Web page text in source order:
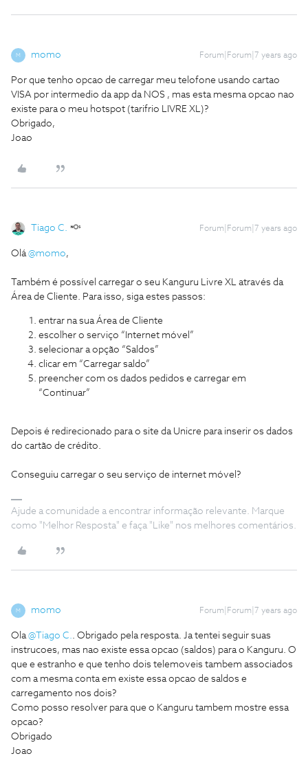
M momo Forum|Forum|7 years ago
Por que tenho opcao de carregar meu telofone usando cartao
VISA por intermedio da app da NOS , mas esta mesma opcao nao
existe para o meu hotspot (tarifrio LIVRE XL)?
Obrigado,
Joao
Tiago C. Forum|Forum|7 years ago
Olá@momo,
Também é possível carregar o seu Kanguru Livre XL através da
Área de Cliente. Para isso, siga estes passos:
entrar na sua Área de Cliente
escolher o serviço “Internet móvel”
selecionar a opção “Saldos”
clicar em “Carregar saldo”
preencher com os dados pedidos e carregar em
“Continuar”
Depois é redirecionado para o site da Unicre para inserir os dados
do cartão de crédito.
Conseguiu carregar o seu serviço de internet móvel?
Ajude a comunidade a encontrar informação relevante. Marque
como "Melhor Resposta" e faça "Like" nos melhores comentários.
M momo Forum|Forum|7 years ago
Ola@Tiago C.. Obrigado pela resposta. Ja tentei seguir suas
instrucoes, mas nao existe essa opcao (saldos) para o Kanguru. O
que e estranho e que tenho dois telemoveis tambem associados
com a mesma conta em existe essa opcao de saldos e
carregamento nos dois?
Como posso resolver para que o Kanguru tambem mostre essa
opcao?
Obrigado
Joao